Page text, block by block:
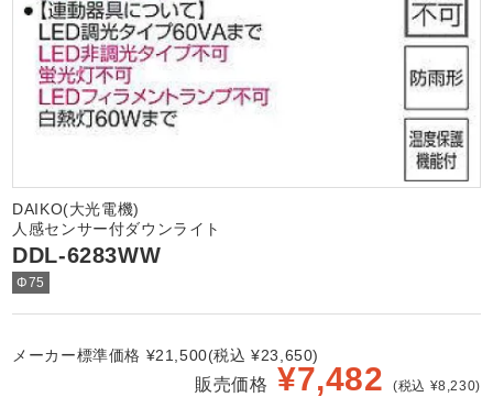
DAIKO(大光電機)
人感センサー付ダウンライト
DDL-6283WW
Φ75
メーカー標準価格 ¥21,500(税込 ¥23,650)
販売価格 ¥7,482 (税込 ¥8,230)